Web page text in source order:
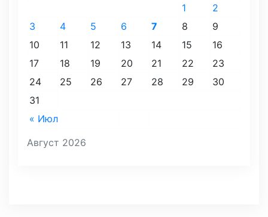
Август 2026
« Июл
1
2
3
4 5 6 7 8
9
10
11 12 13 14 15
16
17
18 19 20 21 22
23
24
25 26 27 28 29
30
31